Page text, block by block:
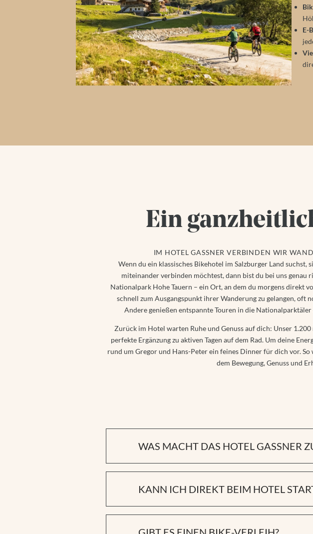
E-
IM HOTEL GASSNER VERBINDEN WIR
Ein
Wenn du ein klassisches Bikehotel im Salzburger Land
miteinander verbinden möchtest, dann bist du bei uns
Nationalpark Hohe Tauern – ein Ort, an dem du morgens direkt
schnell zum Ausgangspunkt ihrer Wanderung zu gelangen, oft
Andere genießen entspannte Touren in die
Zurück im Hotel warten Ruhe und Genuss auf dich: Unser
perfekte Ergänzung zu aktiven Tagen auf dem Rad. Um deine
rund um Gregor und Hans-Peter ein feines Dinner für dich vor.
dem Bewegung, Genuss und
WAS MACHT DAS HOTEL GASSNER
stehen dir mit persönlichen Tipps zur Seite.
KANN ICH DIREKT BEIM HOTEL